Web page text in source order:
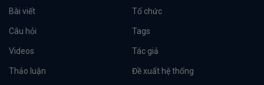
Bài viết Tổ chức
Câu hỏi Tags
Videos Tác giả
Thảo luận Đề xuất hệ thống